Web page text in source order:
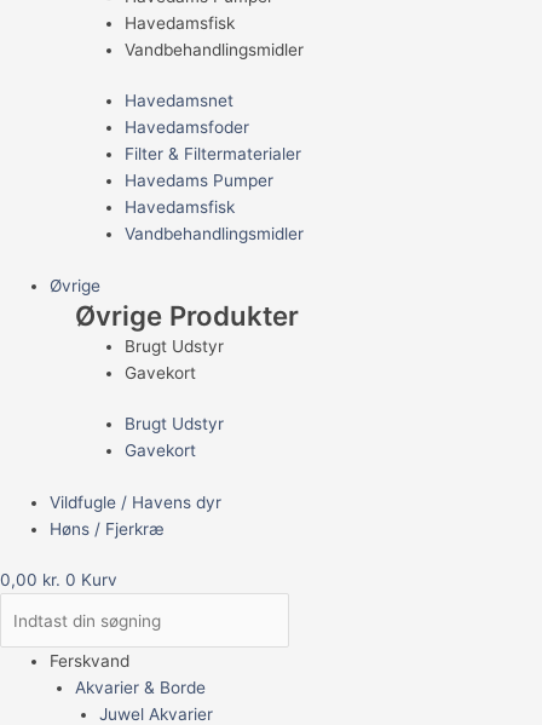
Havedamsfisk
Vandbehandlingsmidler
Havedamsnet
Havedamsfoder
Filter & Filtermaterialer
Havedams Pumper
Havedamsfisk
Vandbehandlingsmidler
Øvrige
Øvrige Produkter
Brugt Udstyr
Gavekort
Brugt Udstyr
Gavekort
Vildfugle / Havens dyr
Høns / Fjerkræ
0,00 kr. 0 Kurv
Ferskvand
Akvarier & Borde
Juwel Akvarier